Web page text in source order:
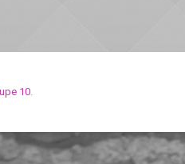
10.